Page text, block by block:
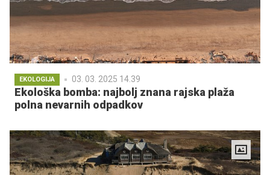
EKOLOGIJA 03. 03. 2025 14.39
Ekološka bomba: najbolj znana rajska plaža
polna nevarnih odpadkov